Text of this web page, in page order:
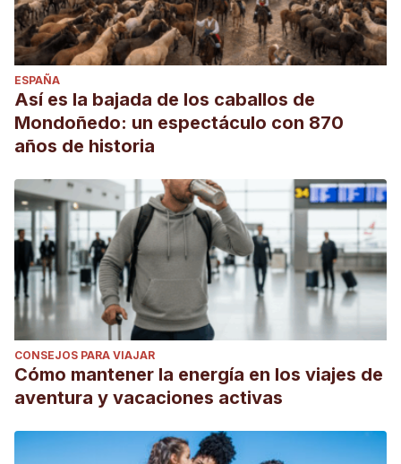
ESPAÑA
Así es la bajada de los caballos de
Mondoñedo: un espectáculo con 870
años de historia
CONSEJOS PARA VIAJAR
Cómo mantener la energía en los viajes de
aventura y vacaciones activas